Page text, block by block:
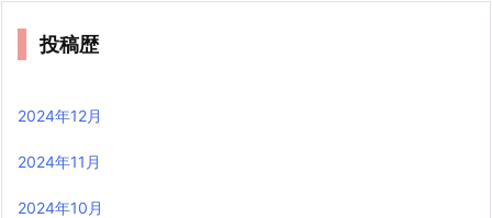
投稿歴
2024年12月
2024年11月
2024年10月